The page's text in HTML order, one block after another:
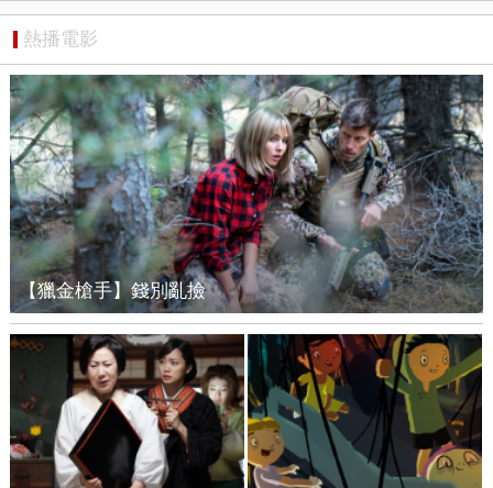
熱播電影
【獵金槍手】錢別亂撿